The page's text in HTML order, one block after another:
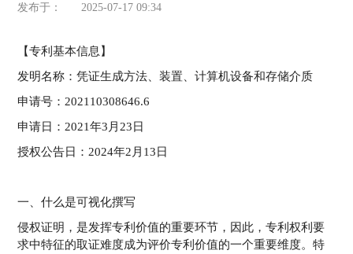
发布于： 2025-07-17 09:34
【专利基本信息】
发明名称：凭证生成方法、装置、计算机设备和存储介质
申请号：202110308646.6
申请日：2021年3月23日
授权公告日：2024年2月13日
一、什么是可视化撰写
侵权证明，是发挥专利价值的重要环节，因此，专利权利要
求中特征的取证难度成为评价专利价值的一个重要维度。特